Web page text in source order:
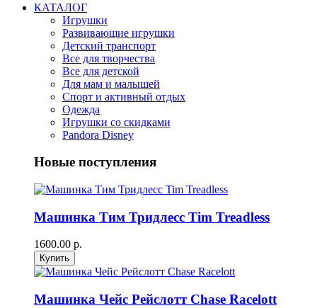
КАТАЛОГ
Игрушки
Развивающие игрушки
Детский транспорт
Все для творчества
Все для детской
Для мам и малышей
Спорт и активный отдых
Одежда
Игрушки со скидками
Pandora Disney
Новые поступления
Машинка Тим Тридлесс Tim Treadless
1600.00 р.
Машинка Чейс Рейслотт Chase Racelott